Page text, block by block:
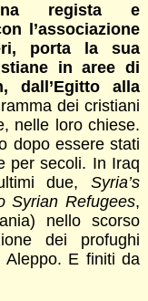
regista e
l’associazione
porta la sua
in aree di
dall’Egitto alla
dei cristiani
nelle loro chiese.
dopo essere stati
per secoli. In Iraq
due,Syria’s
Syrian Refugees,
nello scorso
dei profughi
Aleppo. E finiti da